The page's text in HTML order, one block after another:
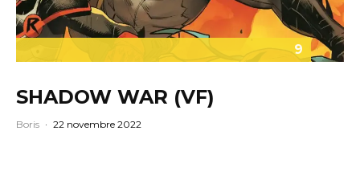
9
SHADOW WAR (VF)
Boris · 22 novembre 2022